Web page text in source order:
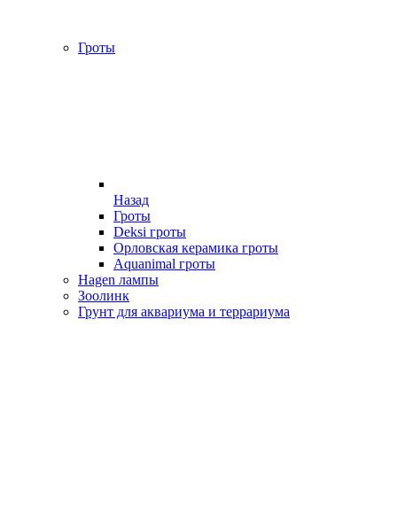
Гроты
Назад
Гроты
Deksi гроты
Орловская керамика гроты
Aquanimal гроты
Hagen лампы
Зоолинк
Грунт для аквариума и террариума